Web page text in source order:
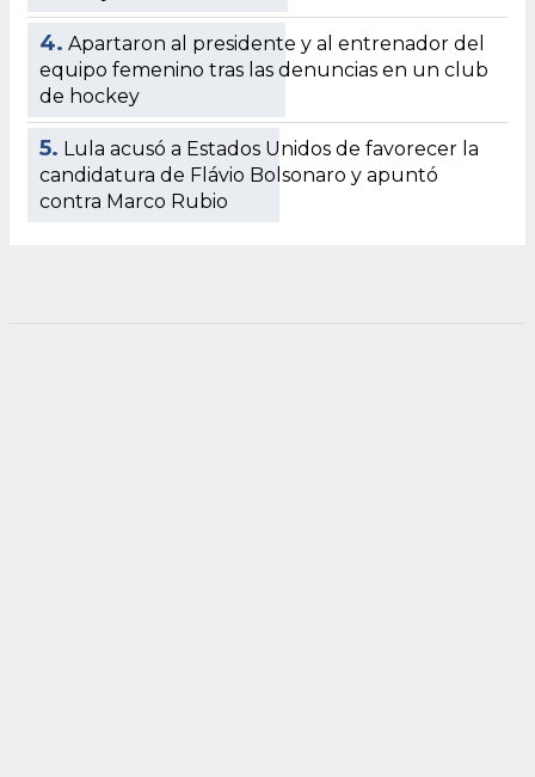
4. Apartaron al presidente y al entrenador del
equipo femenino tras las denuncias en un club
de hockey
5. Lula acusó a Estados Unidos de favorecer la
candidatura de Flávio Bolsonaro y apuntó
contra Marco Rubio